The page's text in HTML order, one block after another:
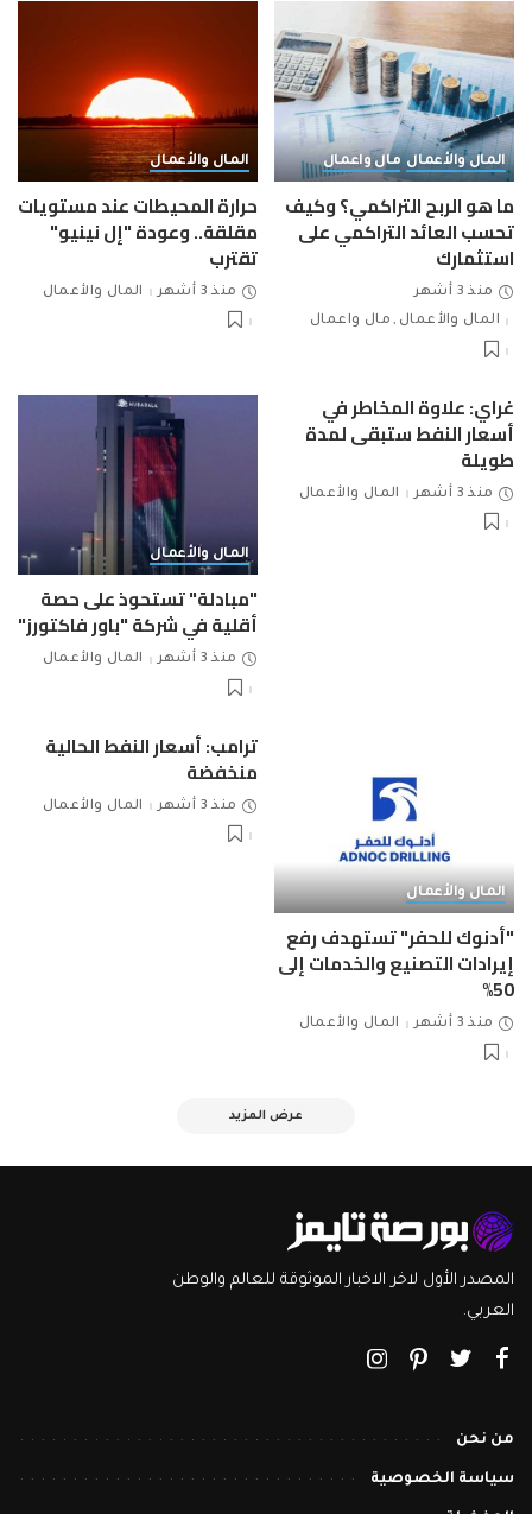
المال والأعمال مال واعمال
ما هو الربح التراكمي؟ وكيف
تحسب العائد التراكمي على
استثمارك
منذ 3 أشهر
المال والأعمال
مال واعمال
المال والأعمال
حرارة المحيطات عند مستويات
مقلقة.. وعودة "إل نينيو"
تقترب
منذ 3 أشهر المال والأعمال
غراي: علاوة المخاطر في
أسعار النفط ستبقى لمدة
طويلة
منذ 3 أشهر المال والأعمال
المال والأعمال
"مبادلة" تستحوذ على حصة
أقلية في شركة "باور فاكتورز"
منذ 3 أشهر المال والأعمال
المال والأعمال
"أدنوك للحفر" تستهدف رفع
إيرادات التصنيع والخدمات إلى
50%
منذ 3 أشهر المال والأعمال
ترامب: أسعار النفط الحالية
منخفضة
منذ 3 أشهر المال والأعمال
عرض المزيد
المصدر الأول لاخر الاخبار الموثوقة للعالم والوطن
العربي.
من نحن
سياسة الخصوصية